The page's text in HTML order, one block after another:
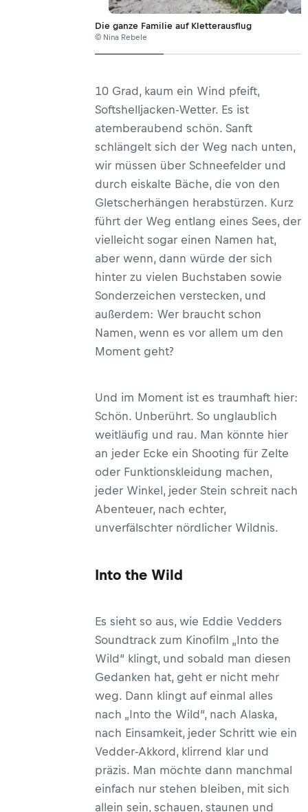
Die ganze Familie auf Kletterausflug
© Nina Rebele
10 Grad, kaum ein Wind pfeift,
Softshelljacken-Wetter. Es ist
atemberaubend schön. Sanft
schlängelt sich der Weg nach unten,
wir müssen über Schneefelder und
durch eiskalte Bäche, die von den
Gletscherhängen herabstürzen. Kurz
führt der Weg entlang eines Sees, der
vielleicht sogar einen Namen hat,
aber wenn, dann würde der sich
hinter zu vielen Buchstaben sowie
Sonderzeichen verstecken, und
außerdem: Wer braucht schon
Namen, wenn es vor allem um den
Moment geht?
Und im Moment ist es traumhaft hier:
Schön. Unberührt. So unglaublich
weitläufig und rau. Man könnte hier
an jeder Ecke ein Shooting für Zelte
oder Funktionskleidung machen,
jeder Winkel, jeder Stein schreit nach
Abenteuer, nach echter,
unverfälschter nördlicher Wildnis.
Into the Wild
Es sieht so aus, wie Eddie Vedders
Soundtrack zum Kinofilm „Into the
Wild“ klingt, und sobald man diesen
Gedanken hat, geht er nicht mehr
weg. Dann klingt auf einmal alles
nach „Into the Wild“, nach Alaska,
nach Einsamkeit, jeder Schritt wie ein
Vedder-Akkord, klirrend klar und
präzis. Man möchte dann manchmal
einfach nur stehen bleiben, mit sich
allein sein, schauen, staunen und